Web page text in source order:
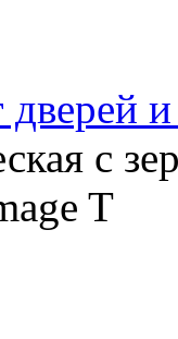
дверей
с
T